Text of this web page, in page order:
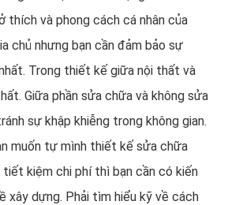
thích và phong cách cá nhân của
chủ nhưng bạn cần đảm bảo sự
Trong thiết kế giữa nội thất và
Giữa phần sửa chữa và không sửa
sự khập khiễng trong không gian.
muốn tự mình thiết kế sửa chữa
tiết kiệm chi phí thì bạn cần có kiến
xây dựng. Phải tìm hiểu kỹ về cách